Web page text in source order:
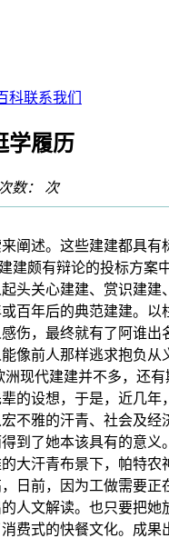
科联系我们
学履历
数： 次
述。这些建建都具有
建颇有辩论的投标方
头关心建建、赏识建
百年后的典范建建。
伤，最终就有了阿谁
像前人那样逃求抱负
洲现代建建并不多，还
的设想，于是，近几
不雅的汗青、社会及
到了她本该具有的意
大汗青布景下，帕特
日前，因为工做需要
人文解读。也只要把
费式的快餐文化。成